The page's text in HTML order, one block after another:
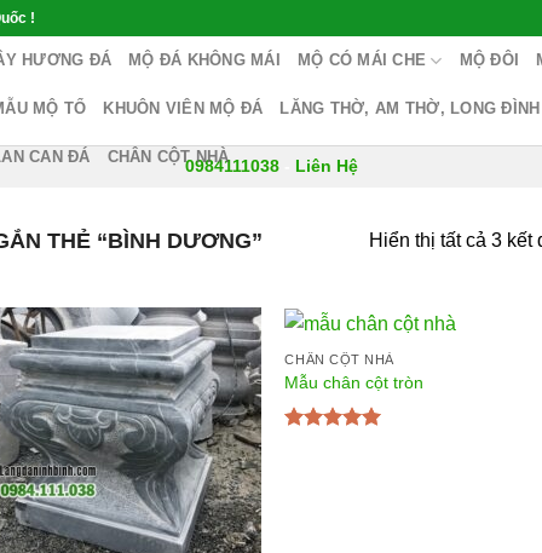
!
HƯƠNG ĐÁ MỘ ĐÁ KHÔNG MÁI MỘ CÓ MÁI CHE MỘ ĐÔI
MỘ TỔ KHUÔN VIÊN MỘ ĐÁ LĂNG THỜ, AM THỜ, LONG ĐÌNH
CAN ĐÁ CHÂN CỘT NHÀ
0984111038- Liên Hệ
THẺ “BÌNH DƯƠNG” Hiển thị tất cả 3 kết
CHÂN CỘT NHÀ
Mẫu chân cột tròn